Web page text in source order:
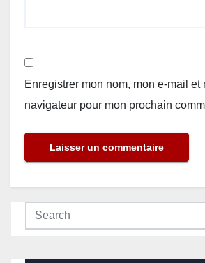
Enregistrer mon nom, mon e-mail et
navigateur pour mon prochain